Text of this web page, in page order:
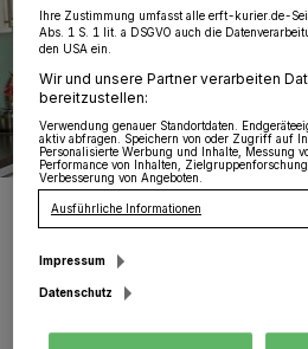
Katharina Reinhold mit ihrem zweiten
Morgenkaffee.
Ihre Zustimmung umfasst alle erft-kurier.de-
Abs. 1 S. 1 lit. a DSGVO auch die
den USA ein.
Wir und unsere Partner verarbeiten
bereitzustellen:
Verwendung genauer Standortdaten.
aktiv abfragen. Speichern von oder Zugriff auf
Personalisierte Werbung und Inhalte, Messung
Performance von Inhalten,
Verbesserung von Angeboten.
Ausführliche Informationen
Impressum
Datenschutz